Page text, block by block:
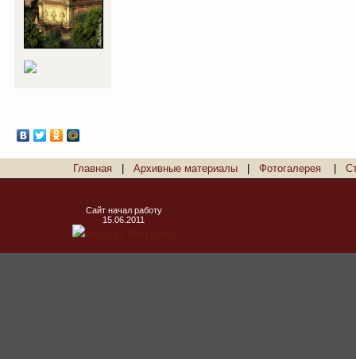
Главная Архивные материалы Фотогалерея
Сайт начал работу
15.06.2011